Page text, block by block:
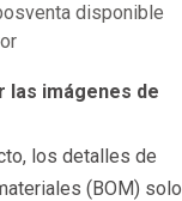
disponible
las imágenes de
los detalles de
(BOM) solo